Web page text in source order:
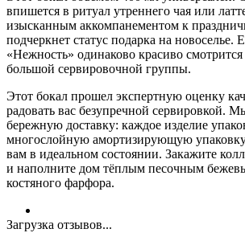
впишется в ритуал утреннего чая или
изысканным аккомпанементом к
подчеркнет статус подарка на новоселье.
«Нежность» одинаково красиво смотрится
большой сервировочной группы.
Этот бокал прошел экспертную оценку
радовать вас безупречной сервировкой.
бережную доставку: каждое изделие
многослойную амортизирующую
вам в идеальном состоянии. Закажите
и наполните дом тёплым песочным
костяного фарфора.
Загрузка отзывов...